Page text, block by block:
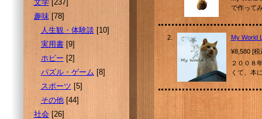
文学[237]
趣味[78]
人生観・体験談 [10]
実用書[9]
ホビー [2]
パズル・ゲーム [8]
スポーツ [5]
その他[44]
社会[26]
で作って
2.
My World
¥8,580 [
２００８
くて、本